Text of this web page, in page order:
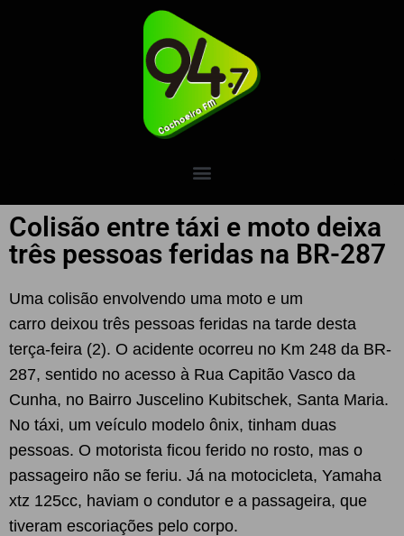
Colisão entre táxi e moto deixa
três pessoas feridas na BR-287
Uma colisão envolvendo uma moto e um
carro deixou três pessoas feridas na tarde desta
terça-feira (2). O acidente ocorreu no Km 248 da BR-
287, sentido no acesso à Rua Capitão Vasco da
Cunha, no Bairro Juscelino Kubitschek, Santa Maria.
No táxi, um veículo modelo ônix, tinham duas
pessoas. O motorista ficou ferido no rosto, mas o
passageiro não se feriu. Já na motocicleta, Yamaha
xtz 125cc, haviam o condutor e a passageira, que
tiveram escoriações pelo corpo.